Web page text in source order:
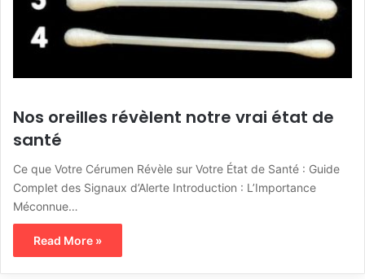
Nos oreilles révèlent notre vrai état de
santé
Ce que Votre Cérumen Révèle sur Votre État de Santé : Guide
Complet des Signaux d’Alerte Introduction : L’Importance
Méconnue…
Read More »